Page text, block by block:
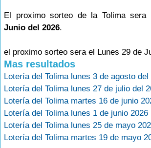
El proximo sorteo de la Tolima sera
Junio del 2026.
el proximo sorteo sera el Lunes 29 de
Mas resultados
Lotería del Tolima lunes 3 de agosto del
Lotería del Tolima lunes 27 de julio del
Lotería del Tolima martes 16 de junio
Lotería del Tolima lunes 1 de junio 2026
Lotería del Tolima lunes 25 de mayo
Lotería del Tolima martes 19 de mayo